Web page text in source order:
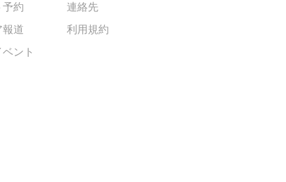
予約
報道
ント
連絡先
利用規約